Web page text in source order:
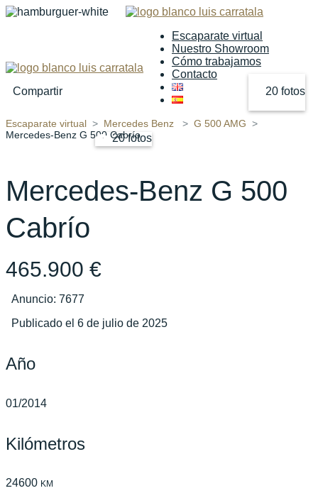
Escaparate virtual
Nuestro Showroom
Cómo trabajamos
Contacto
‹ ›
20 fotos
Compartir
Escaparate virtual Mercedes Benz
G 500 AMG
Mercedes-Benz G 500 Cabrío
20 fotos
Mercedes-Benz G 500
Cabrío
465.900 €
Anuncio: 7677
Publicado el 6 de julio de 2025
Año
01/2014
Kilómetros
24600 KM